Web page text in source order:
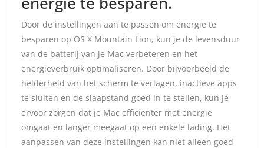
Door de instellingen aan te passen om energie te
besparen op OS X Mountain Lion, kun je de levensduur
van de batterij van je Mac verbeteren en het
energieverbruik optimaliseren. Door bijvoorbeeld de
helderheid van het scherm te verlagen, inactieve apps
te sluiten en de slaapstand goed in te stellen, kun je
ervoor zorgen dat je Mac efficiënter met energie
omgaat en langer meegaat op een enkele lading. Het
aanpassen van deze instellingen kan niet alleen goed